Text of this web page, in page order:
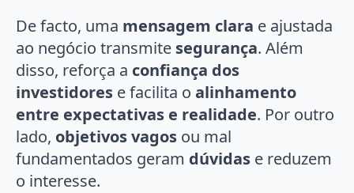
De facto, uma mensagem clara e ajustada
ao negócio transmite segurança. Além
disso, reforça a confiança dos
investidores e facilita o alinhamento
entre expectativas e realidade. Por outro
lado, objetivos vagos ou mal
fundamentados geram dúvidas e reduzem
o interesse.